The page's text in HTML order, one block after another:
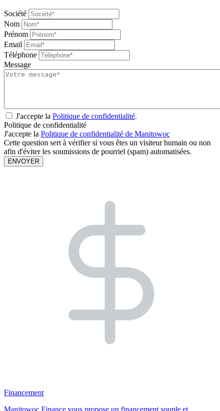
Société
Nom
Prénom
Email
Téléphone
Message
J'accepte la Politique de confidentialité.
Politique de confidentialité
J'accepte la Politique de confidentialité de Manitowoc
Cette question sert à vérifier si vous êtes un visiteur humain ou non
afin d'éviter les soumissions de pourriel (spam) automatisées.
Financement